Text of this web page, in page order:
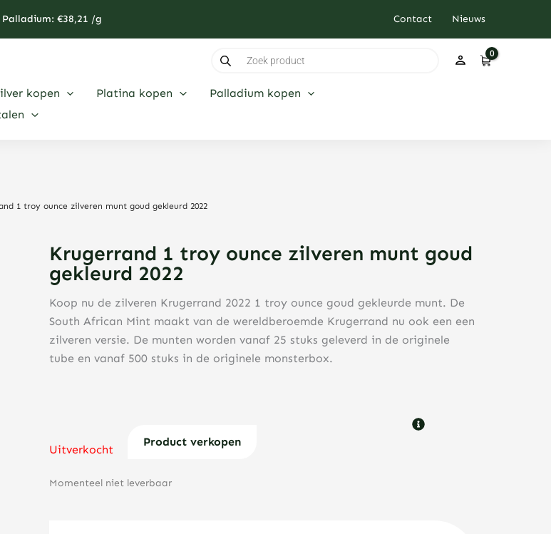
Palladium: €38,21 /g Contact Nieuws
zoeken
kopen Platina kopen
Palladium kopen
1 troy ounce zilveren munt goud gekleurd 2022
Krugerrand 1 troy ounce zilveren munt goud
gekleurd 2022
Koop nu de zilveren Krugerrand 2022 1 troy ounce goud gekleurde munt. De
South African Mint maakt van de wereldberoemde Krugerrand nu ook een een
zilveren versie. De munten worden vanaf 25 stuks geleverd in de originele
tube en vanaf 500 stuks in de originele monsterbox.
Uitverkocht
Product verkopen
Momenteel niet leverbaar